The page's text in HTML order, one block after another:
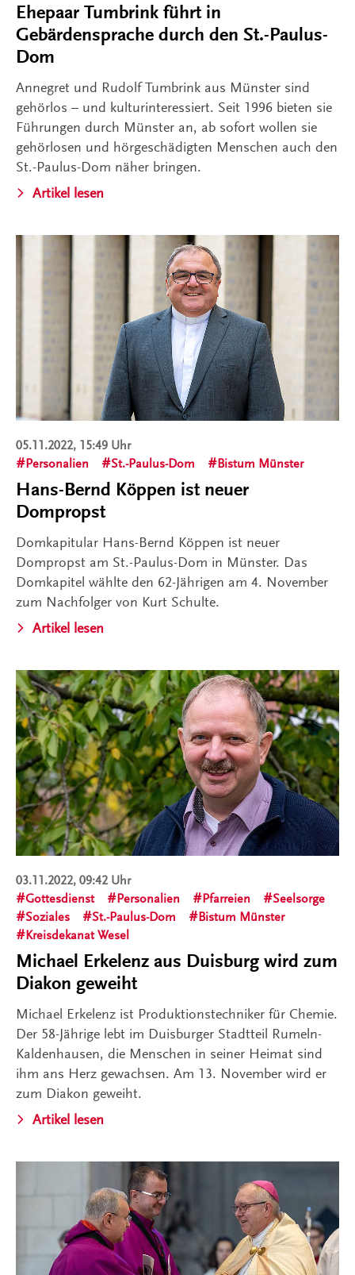
Ehepaar Tumbrink führt in
Gebärdensprache durch den St.-Paulus-
Dom
Annegret und Rudolf Tumbrink aus Münster sind
gehörlos – und kulturinteressiert. Seit 1996 bieten sie
Führungen durch Münster an, ab sofort wollen sie
gehörlosen und hörgeschädigten Menschen auch den
St.-Paulus-Dom näher bringen.
Artikel lesen
05.11.2022, 15:49 Uhr
Personalien
St.-Paulus-Dom Bistum Münster
Hans-Bernd Köppen ist neuer
Dompropst
Domkapitular Hans-Bernd Köppen ist neuer
Dompropst am St.-Paulus-Dom in Münster. Das
Domkapitel wählte den 62-Jährigen am 4. November
zum Nachfolger von Kurt Schulte.
Artikel lesen
03.11.2022, 09:42 Uhr
Gottesdienst
Personalien Pfarreien
Seelsorge
Soziales
St.-Paulus-Dom
Bistum Münster
Kreisdekanat Wesel
Michael Erkelenz aus Duisburg wird zum
Diakon geweiht
Michael Erkelenz ist Produktionstechniker für Chemie.
Der 58-Jährige lebt im Duisburger Stadtteil Rumeln-
Kaldenhausen, die Menschen in seiner Heimat sind
ihm ans Herz gewachsen. Am 13. November wird er
zum Diakon geweiht.
Artikel lesen